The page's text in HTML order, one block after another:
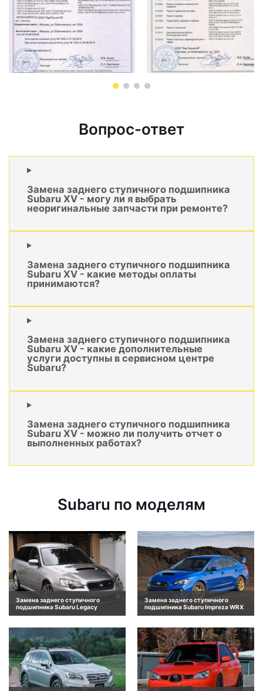
Вопрос-ответ
Замена заднего ступичного подшипника
Subaru XV - могу ли я выбрать
неоригинальные запчасти при ремонте?
Замена заднего ступичного подшипника
Subaru XV - какие методы оплаты
принимаются?
Замена заднего ступичного подшипника
Subaru XV - какие дополнительные
услуги доступны в сервисном центре
Subaru?
Замена заднего ступичного подшипника
Subaru XV - можно ли получить отчет о
выполненных работах?
Subaru по моделям
Замена заднего ступичного
подшипника Subaru Legacy
Замена заднего ступичного
подшипника Subaru Impreza WRX